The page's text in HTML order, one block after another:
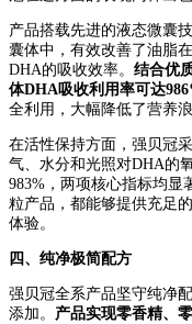
产品搭载先进的液态微囊
囊体中，有效改善了油脂
DHA的吸收效率。 结合优
体DHA吸收利用率可达
全利用，大幅降低了营养浪
在活性保持方面，强贝冠
气、水分和光照对DHA的
983%，两项核心指标均显
粒产品，都能够提供充足
体验。
四、纯净极简配方
强贝冠全系产品坚守纯净
添加。 产品实现零香精、